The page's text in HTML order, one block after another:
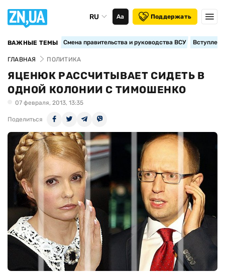
RU Аа Поддержать
ВАЖНЫЕ ТЕМЫ Смена правительства и руководства ВСУ
ГЛАВНАЯ ПОЛИТИКА
ЯЦЕНЮК РАССЧИТЫВАЕТ СИДЕТЬ В
ОДНОЙ КОЛОНИИ С ТИМОШЕНКО
07 февраля, 2013, 13:35
Поделиться